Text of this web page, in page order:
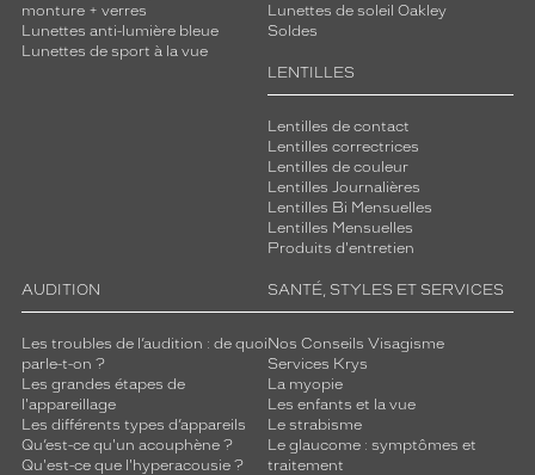
monture + verres
Lunettes anti-lumière bleue
Lunettes de sport à la vue
Lunettes de soleil Oakley
Soldes
LENTILLES
Lentilles de contact
Lentilles correctrices
Lentilles de couleur
Lentilles Journalières
Lentilles Bi Mensuelles
Lentilles Mensuelles
Produits d'entretien
AUDITION
Les troubles de l’audition : de quoi
parle-t-on ?
Les grandes étapes de
l'appareillage
Les différents types d’appareils
Qu’est-ce qu'un acouphène ?
Qu'est-ce que l'hyperacousie ?
SANTÉ, STYLES ET SERVICES
Nos Conseils Visagisme
Services Krys
La myopie
Les enfants et la vue
Le strabisme
Le glaucome : symptômes et
traitement